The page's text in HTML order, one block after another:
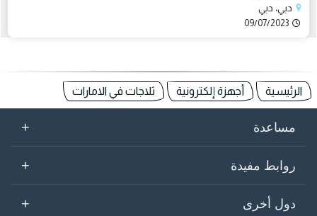
دبي، دبي
09/07/2023
الرئيسية أجهزة إلكترونية ثلاجات في الامارات
مساعدة +
روابط مفيدة +
دول أخرى +